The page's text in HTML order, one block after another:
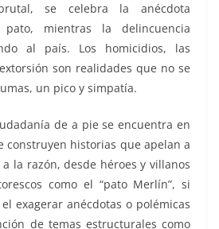
se celebra la anécdota
mientras la delincuencia
al país. Los homicidios, las
son realidades que no se
un pico y simpatía.
de a pie se encuentra en
construyen historias que apelan a
la razón, desde héroes y villanos
como el “pato Merlín”, si
exagerar anécdotas o polémicas
de temas estructurales como